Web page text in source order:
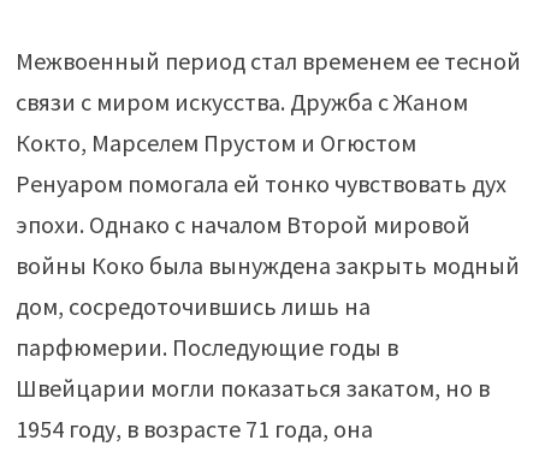
Межвоенный период стал временем ее тесной
связи с миром искусства. Дружба с Жаном
Кокто, Марселем Прустом и Огюстом
Ренуаром помогала ей тонко чувствовать дух
эпохи. Однако с началом Второй мировой
войны Коко была вынуждена закрыть модный
дом, сосредоточившись лишь на
парфюмерии. Последующие годы в
Швейцарии могли показаться закатом, но в
1954 году, в возрасте 71 года, она